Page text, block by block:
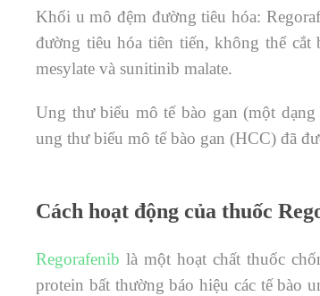
Khối u mô đệm đường tiêu hóa:
đường tiêu hóa tiên tiến, không thể
mesylate và sunitinib malate.
Ung thư biểu mô tế bào gan (một dạng
ung thư biểu mô tế bào gan (HCC) đã
Cách hoạt động của thuốc
Regorafenib là một hoạt chất thuốc
protein bất thường báo hiệu các tế bào